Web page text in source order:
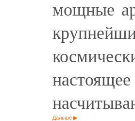
мощные
Дальше